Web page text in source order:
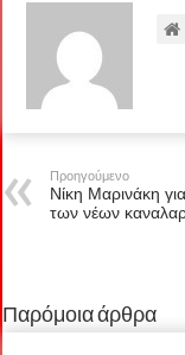
Προηγούμενο
Νίκη Μαρινάκη
των νέων
Παρόμοια άρθρα